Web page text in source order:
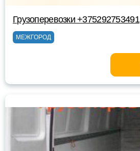
Грузоперевозки +375292753491
МЕЖГОРОД